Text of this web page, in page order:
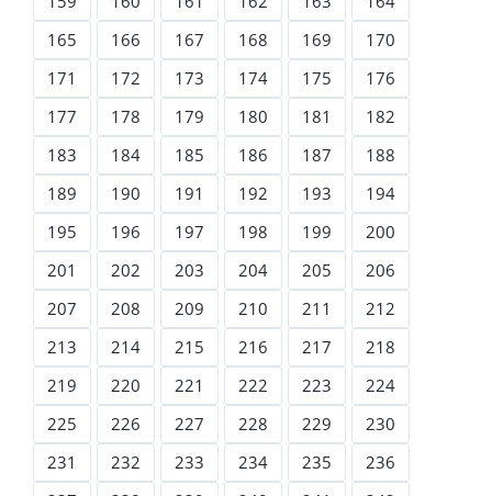
165
166 167 168 169
170
171
172 173 174 175
176
177
178 179 180 181
182
183
184 185 186 187
188
189
190 191 192 193
194
195
196 197 198 199
200
201
202 203 204 205
206
207
208 209 210 211
212
213
214 215 216 217
218
219
220 221 222 223
224
225
226 227 228 229
230
231
232 233 234 235
236